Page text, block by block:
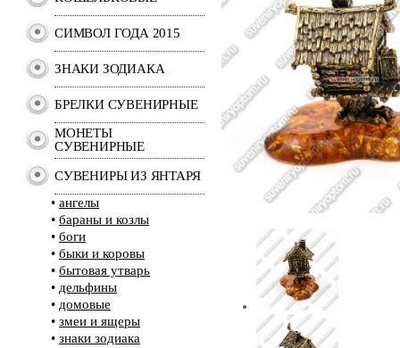
СИМВОЛ ГОДА 2015
ЗНАКИ ЗОДИАКА
БРЕЛКИ СУВЕНИРНЫЕ
МОНЕТЫ
СУВЕНИРНЫЕ
СУВЕНИРЫ ИЗ ЯНТАРЯ
• ангелы
• бараны и козлы
• боги
• быки и коровы
• бытовая утварь
• дельфины
• домовые
• змеи и ящеры
• знаки зодиака